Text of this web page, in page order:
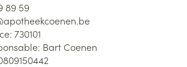
89 59
apotheekcoenen.be
730101
Bart Coenen